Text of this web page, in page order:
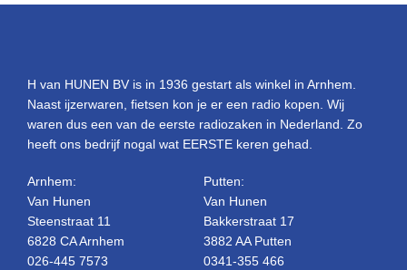
H van HUNEN BV is in 1936 gestart als winkel in Arnhem.
Naast ijzerwaren, fietsen kon je er een radio kopen. Wij
waren dus een van de eerste radiozaken in Nederland. Zo
heeft ons bedrijf nogal wat EERSTE keren gehad.
Arnhem:
Van Hunen
Steenstraat 11
6828 CA Arnhem
026-445 7573
Putten:
Van Hunen
Bakkerstraat 17
3882 AA Putten
0341-355 466